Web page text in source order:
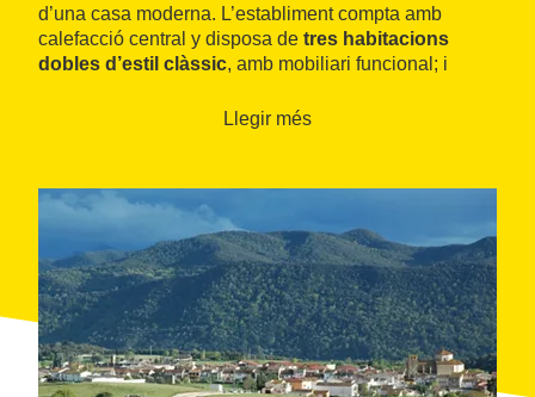
d’una casa moderna. L’establiment compta amb
calefacció central y disposa de tres habitacions
dobles d’estil clàssic, amb mobiliari funcional; i
casa està envoltada per un jardí amb un petit hort.
Llegir més